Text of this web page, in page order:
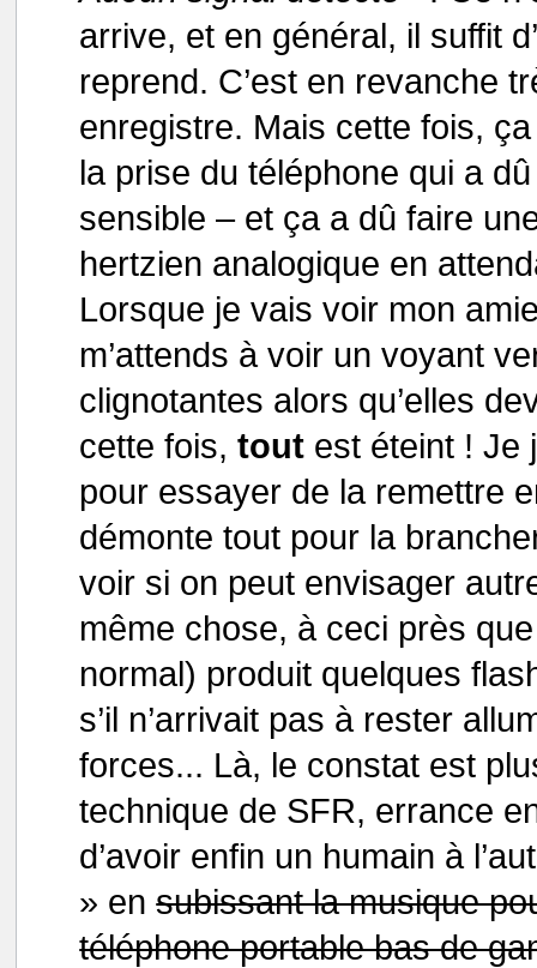
arrive, et en général, il suffit
reprend. C’est en revanche
enregistre. Mais cette fois,
la prise du téléphone qui a
sensible – et ça a dû faire
hertzien analogique en
Lorsque je vais voir mon
m’attends à voir un voyant
clignotantes alors qu’elles
cette fois,tout est éteint ! Je
pour essayer de la remettre
démonte tout pour la
voir si on peut envisager
même chose, à ceci près
normal) produit quelques
s’il n’arrivait pas à rester
forces... Là, le constat est
technique de SFR, errance
d’avoir enfin un humain à
» ensubissant la musique
téléphone portable bas de